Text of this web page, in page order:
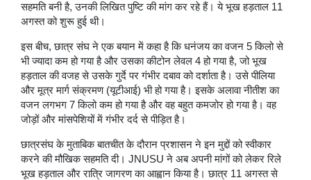
सहमति बनी है, उनकी लिखित पुष्टि की मांग कर रहे हैं। ये भूख हड़ताल 11
अगस्त को शुरू हुई थी।
इस बीच, छात्र संघ ने एक बयान में कहा है कि धनंजय का वजन 5 किलो से
भी ज्यादा कम हो गया है और उसका कीटोन लेवल 4 हो गया है, जो भूख
हड़ताल की वजह से उसके गुर्दे पर गंभीर दबाव को दर्शाता है। उसे पीलिया
और मूत्र मार्ग संक्रमण (यूटीआई) भी हो गया है। इसके अलावा नीतीश का
वजन लगभग 7 किलो कम हो गया है और वह बहुत कमजोर हो गया है। वह
जोड़ों और मांसपेशियों में गंभीर दर्द से पीड़ित है।
छात्रसंघ के मुताबिक बातचीत के दौरान प्रशासन ने इन मुद्दों को स्वीकार
करने की मौखिक सहमति दी। JNUSU ने अब अपनी मांगों को लेकर रिले
भूख हड़ताल और रात्रि जागरण का आह्वान किया है। छात्र 11 अगस्त से